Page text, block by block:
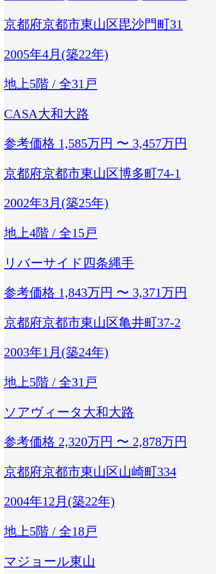
京都府京都市東山区毘沙門町31
2005年4月(築22年)
地上5階 / 全31戸
CASA大和大路
参考価格 1,585万円 〜 3,457万円
京都府京都市東山区博多町74-1
2002年3月(築25年)
地上4階 / 全15戸
リバーサイド四条縄手
参考価格 1,843万円 〜 3,371万円
京都府京都市東山区亀井町37-2
2003年1月(築24年)
地上5階 / 全31戸
ソアヴィータ大和大路
参考価格 2,320万円 〜 2,878万円
京都府京都市東山区山崎町334
2004年12月(築22年)
地上5階 / 全18戸
マジョール東山